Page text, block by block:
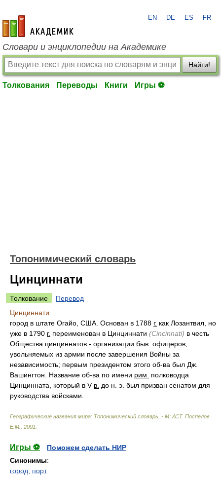
academic.ru
EN DE ES FR
Словари и энциклопедии на Академике
Найти!
Толкования Переводы Книги Игры ⚽
Топонимический словарь
Цинциннати
Толкование
Перевод
Цинциннати
город в штате Огайо, США. Основан в 1788 г. как Лозантвил, но
уже в 1790 г. переименован в Цинциннати (Cincinnati) в честь
Общества цинциннатов - организации быв. офицеров,
увольняемых из армии после завершения Войны за
независимость; первым президентом этого об-ва был Дж.
Вашингтон. Название об-ва по имени рим.
полководца
Цинцинната, который в V в. до н. э. был призван сенатом для
руководства войсками.
Географические названия мира: Топонимический словарь. - М: АСТ. Поспелов
Е.М.
2001
Игры ⚽
Поможем сделать НИР
Синонимы:
город
порт